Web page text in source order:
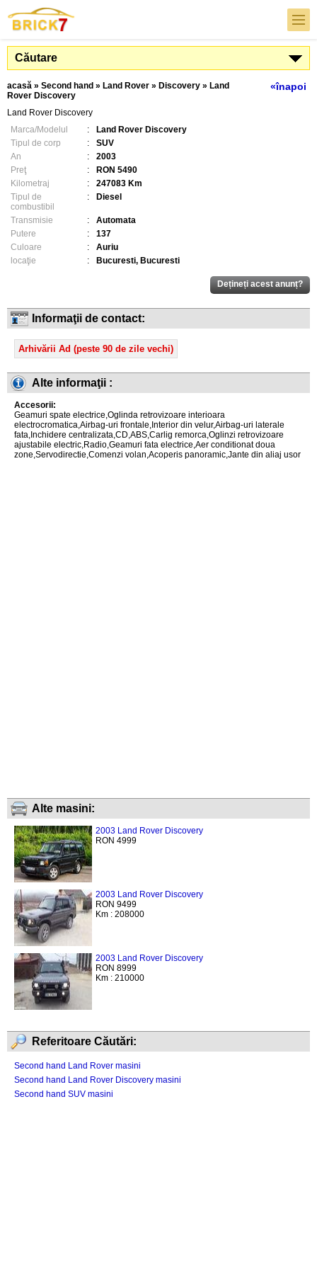
Căutare
«înapoi
acasă » Second hand » Land Rover » Discovery » Land
Rover Discovery
Land Rover Discovery
Marca/Modelul
:
Land Rover Discovery
Tipul de corp
:
SUV
An
:
2003
Preţ
:
RON 5490
Kilometraj
:
247083 Km
Tipul de
combustibil
: Diesel
Transmisie :
Automata
Putere
:
137
Culoare
:
Auriu
locaţie
: Bucuresti, Bucuresti
Informaţii de contact:
Arhivării Ad (peste 90 de zile vechi)
Alte informaţii :
Accesorii:
Geamuri spate electrice,Oglinda retrovizoare interioara
electrocromatica,Airbag-uri frontale,Interior din velur,Airbag-uri laterale
fata,Inchidere centralizata,CD,ABS,Carlig remorca,Oglinzi retrovizoare
ajustabile electric,Radio,Geamuri fata electrice,Aer conditionat doua
zone,Servodirectie,Comenzi volan,Acoperis panoramic,Jante din aliaj usor
Alte masini:
2003 Land Rover Discovery
RON 4999
2003 Land Rover Discovery
RON 9499
Km : 208000
2003 Land Rover Discovery
RON 8999
Km : 210000
Referitoare Căutări:
Second hand Land Rover masini
Second hand Land Rover Discovery masini
Second hand SUV masini